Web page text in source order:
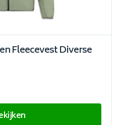
Fleecevest Diverse